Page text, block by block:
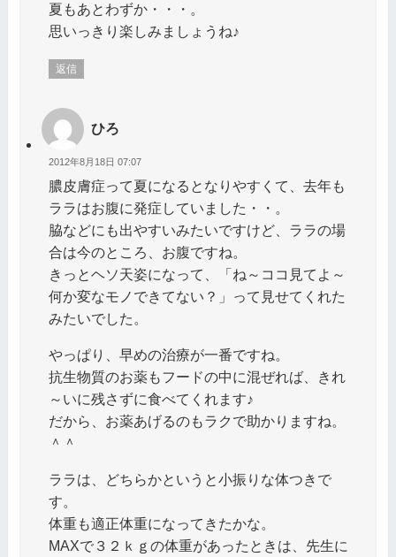
夏もあとわずか・・・。
思いっきり楽しみましょうね♪
返信
ひろ
2012年8月18日 07:07
膿皮膚症って夏になるとなりやすくて、去年も
ララはお腹に発症していました・・。
脇などにも出やすいみたいですけど、ララの場
合は今のところ、お腹ですね。
きっとヘソ天姿になって、「ね～ココ見てよ～
何か変なモノできてない？」って見せてくれた
みたいでした。
やっぱり、早めの治療が一番ですね。
抗生物質のお薬もフードの中に混ぜれば、きれ
～いに残さずに食べてくれます♪
だから、お薬あげるのもラクで助かりますね。
＾＾
ララは、どちらかというと小振りな体つきで
す。
体重も適正体重になってきたかな。
MAXで３２ｋｇの体重があったときは、先生に